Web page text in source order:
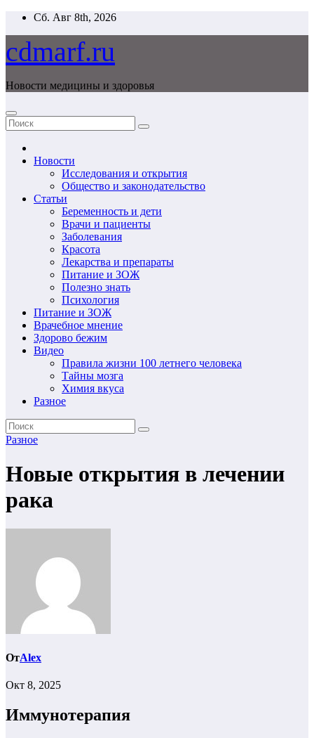
Перейти
содержимому
Сб. Авг 8th, 2026
cdmarf.ru
Новости медицины и здоровья
Новости
Исследования и открытия
Общество и законодательство
Статьи
Беременность и дети
Врачи и пациенты
Заболевания
Красота
Лекарства и препараты
Питание и ЗОЖ
Полезно знать
Психология
Питание и ЗОЖ
Врачебное мнение
Здорово бежим
Видео
Правила жизни 100 летнего человека
Тайны мозга
Химия вкуса
Разное
Разное
Новые открытия в лечении
рака
ОтAlex
Окт 8, 2025
Иммунотерапия